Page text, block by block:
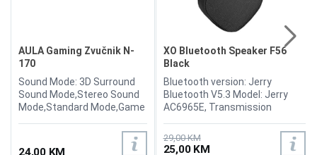
AULA Gaming Zvučnik N-
170
Sound Mode: 3D Surround
Sound Mode,Stereo Sound
Mode,Standard Mode,Game
Connection method: 3.5MM
24,00 KM
XO Bluetooth Speaker F56
Black
Bluetooth version: Jerry
Bluetooth V5.3 Model: Jerry
AC6965E, Transmission
HFP, HSP, Wireless frequency:
2.402-2.480GHz, Battery
29,00 KM
25,00 KM